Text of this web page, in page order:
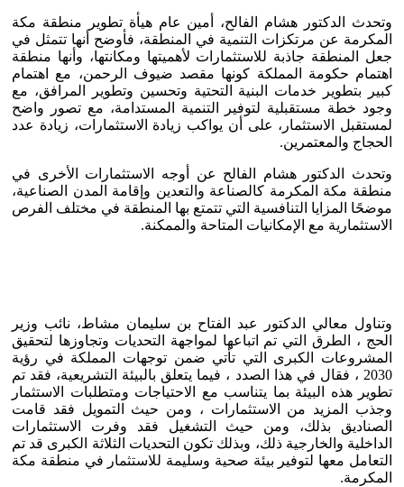
وتحدث الدكتور هشام الفالح، أمين عام هيأة تطوير منطقة مكة
المكرمة عن مرتكزات التنمية في المنطقة، فأوضح أنها تتمثل في
جعل المنطقة جاذبة للاستثمارات لأهميتها ومكانتها، وأنها منطقة
اهتمام حكومة المملكة كونها مقصد ضيوف الرحمن، مع اهتمام
كبير بتطوير خدمات البنية التحتية وتحسين وتطوير المرافق، مع
وجود خطة مستقبلية لتوفير التنمية المستدامة، مع تصور واضح
لمستقبل الاستثمار، على أن يواكب زيادة الاستثمارات، زيادة عدد
الحجاج والمعتمرين.
وتحدث الدكتور هشام الفالح عن أوجه الاستثمارات الأخرى في
منطقة مكة المكرمة كالصناعة والتعدين وإقامة المدن الصناعية،
موضحًا المزايا التنافسية التي تتمتع بها المنطقة في مختلف الفرص
الاستثمارية مع الإمكانيات المتاحة والممكنة.
وتناول معالي الدكتور عبد الفتاح بن سليمان مشاط، نائب وزير
الحج ، الطرق التي تم اتباعها لمواجهة التحديات وتجاوزها لتحقيق
المشروعات الكبرى التي تأتي ضمن توجهات المملكة في رؤية
2030 ، فقال في هذا الصدد ، فيما يتعلق بالبيئة التشريعية، فقد تم
تطوير هذه البيئة بما يتناسب مع الاحتياجات ومتطلبات الاستثمار
وجذب المزيد من الاستثمارات ، ومن حيث التمويل فقد قامت
الصناديق بذلك، ومن حيث التشغيل فقد وفرت الاستثمارات
الداخلية والخارجية ذلك، وبذلك تكون التحديات الثلاثة الكبرى قد تم
التعامل معها لتوفير بيئة صحية وسليمة للاستثمار في منطقة مكة
المكرمة.